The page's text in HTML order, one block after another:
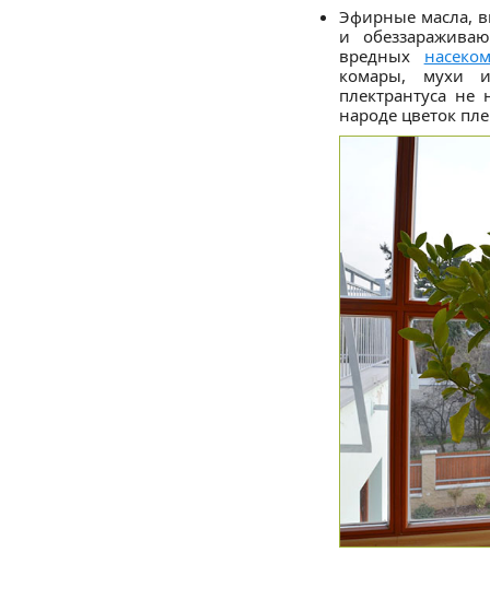
Эфирные масла,
и
вредных
комары, мухи
плектрантуса
народе цветок